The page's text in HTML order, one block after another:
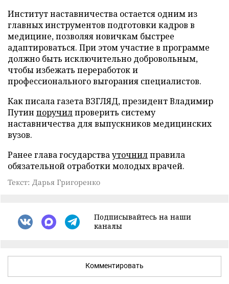
Институт наставничества остается одним из
главных инструментов подготовки кадров в
медицине, позволяя новичкам быстрее
адаптироваться. При этом участие в программе
должно быть исключительно добровольным,
чтобы избежать переработок и
профессионального выгорания специалистов.
Как писала газета ВЗГЛЯД, президент Владимир
Путин поручилпроверить систему
наставничества для выпускников медицинских
вузов.
Ранее глава государствауточнилправила
обязательной отработки молодых врачей.
Текст: Дарья Григоренко
Подписывайтесь на наши
каналы
Комментировать